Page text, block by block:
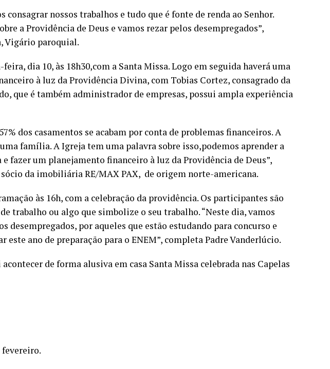
consagrar nossos trabalhos e tudo que é fonte de renda ao Senhor.
a Providência de Deus e vamos rezar pelos desempregados”,
Vigário paroquial.
dia 10, às 18h30,com a Santa Missa. Logo em seguida haverá uma
à luz da Providência Divina, com Tobias Cortez, consagrado da
que é também administrador de empresas, possui ampla experiência
dos casamentos se acabam por conta de problemas financeiros. A
família. A Igreja tem uma palavra sobre isso,podemos aprender a
fazer um planejamento financeiro à luz da Providência de Deus”,
da imobiliária RE/MAX PAX, de origem norte-americana.
às 16h, com a celebração da providência. Os participantes são
trabalho ou algo que simbolize o seu trabalho. “Neste dia, vamos
desempregados, por aqueles que estão estudando para concurso e
este ano de preparação para o ENEM”, completa Padre Vanderlúcio.
de forma alusiva em casa Santa Missa celebrada nas Capelas
fevereiro.